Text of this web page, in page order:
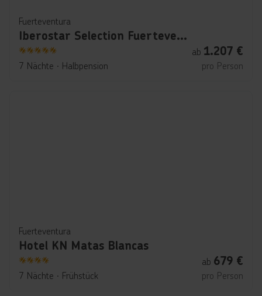
Fuerteventura
Iberostar Selection Fuerteventura Palace
5
7 Nächte ∙ Halbpension
ab 1.207 €
pro Person
Fuerteventura
Hotel KN Matas Blancas
4
7 Nächte ∙ Frühstück
ab 679 €
pro Person